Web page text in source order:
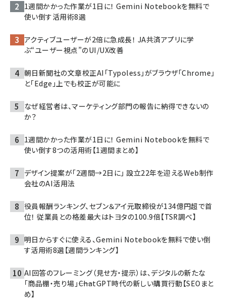
1週間かかった作業が1日に！ Gemini Notebookを無料で
使い倒す活用術8選
アクティブユーザーが2倍に急成長！ JA共済アプリに学
ぶ“ユーザー視点”のUI/UX改善
朝日新聞社の文章校正AI「Typoless」がブラウザ「Chrome」
と「Edge」上でも校正が可能に
なぜ経営者は、マーケティング部門の報告に納得できないの
か？
1週間かかった作業が1日に！ Gemini Notebookを無料で
使い倒す8つの活用術【1週間まとめ】
デザイン提案が「2週間→2日に」 設立22年を迎えるWeb制作
会社のAI活用法
役員報酬ランキング、セブン＆アイ元取締役が134億円超で首
位！ 従業員との格差最大はトヨタの100.9倍【TSR調べ】
明日からすぐに使える、Gemini Notebookを無料で使い倒
す活用術8選【週間ランキング】
AI回答のフレーミング（見せ方・提示）は、デジタルの新たな
「商品棚・売り場」――ChatGPT時代の新しい購買行動【SEOまと
め】